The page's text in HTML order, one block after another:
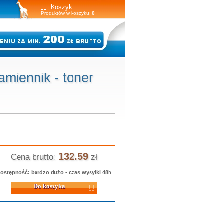
Koszyk
Produktów w koszyku: 0
- toner
Cena brutto: 132.59 zł
bardzo dużo - czas wysyłki 48h
koszyka